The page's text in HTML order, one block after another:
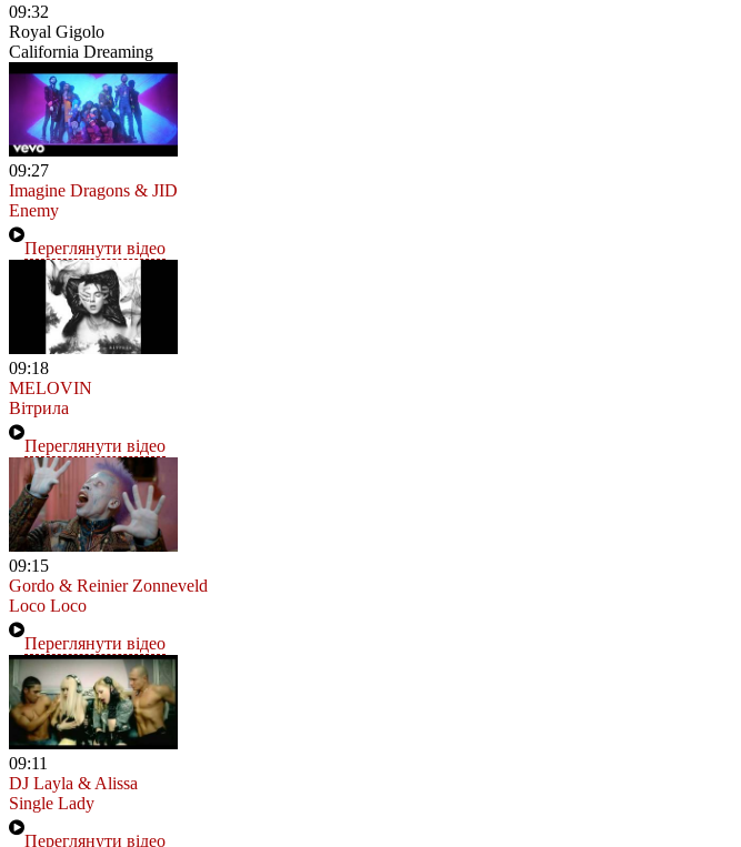
09:32
Royal Gigolo
California Dreaming
09:27
Imagine Dragons & JID
Enemy
Переглянути відео
09:18
MELOVIN
Вітрила
Переглянути відео
09:15
Gordo & Reinier Zonneveld
Loco Loco
Переглянути відео
09:11
DJ Layla & Alissa
Single Lady
Переглянути відео